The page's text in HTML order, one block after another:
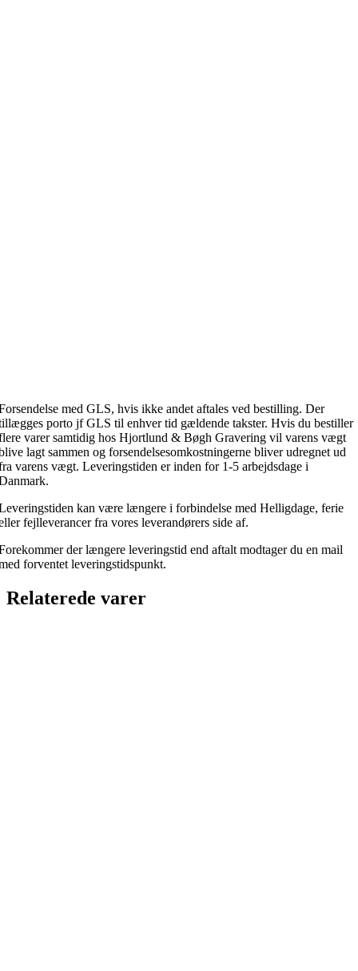
med GLS, hvis ikke andet aftales ved bestilling. Der
porto jf GLS til enhver tid gældende takster. Hvis du bestiller
varer samtidig hos Hjortlund & Bøgh Gravering vil varens vægt
lagt sammen og forsendelsesomkostningerne bliver udregnet ud
varens vægt. Leveringstiden er inden for 1-5 arbejdsdage i
kan være længere i forbindelse med Helligdage, ferie
fejlleverancer fra vores leverandørers side af.
der længere leveringstid end aftalt modtager du en mail
forventet leveringstidspunkt.
Relaterede varer